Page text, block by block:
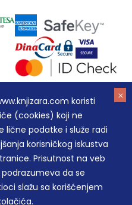
koristi
(cookies) koji ne
lične podatke i služe radi
korisničkog iskustva
Prisutnost na veb
da se
slažu sa korišćenjem
- MAKART DOO BEOGRAD
MB: 20337524
u dinarima. PDV je uračunat u
precizniji u opisu proizvoda,
garantovati da su sve